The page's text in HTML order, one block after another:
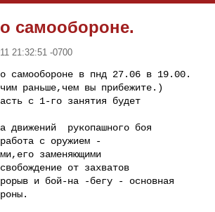
самообороне.
21:32:51 -0700
самообороне в пнд 27.06 в 19.00.
раньше,чем вы прибежите.)
с 1-го занятия будет
движений  рукопашного боя
оружием -
заменяющими
от захватов
бой-на -бегу - основная